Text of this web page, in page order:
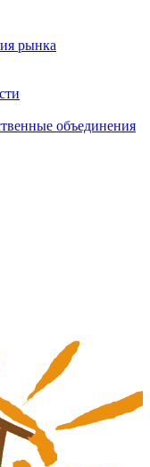
рынка
объединения